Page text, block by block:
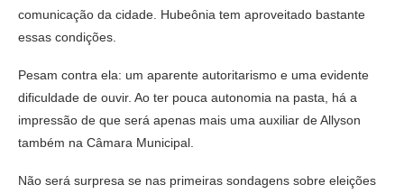
comunicação da cidade. Hubeônia tem aproveitado bastante
essas condições.
Pesam contra ela: um aparente autoritarismo e uma evidente
dificuldade de ouvir. Ao ter pouca autonomia na pasta, há a
impressão de que será apenas mais uma auxiliar de Allyson
também na Câmara Municipal.
Não será surpresa se nas primeiras sondagens sobre eleições